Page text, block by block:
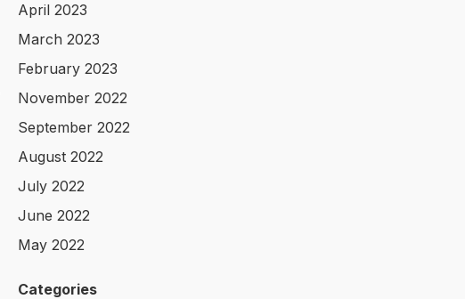
April 2023
March 2023
February 2023
November 2022
September 2022
August 2022
July 2022
June 2022
May 2022
Categories